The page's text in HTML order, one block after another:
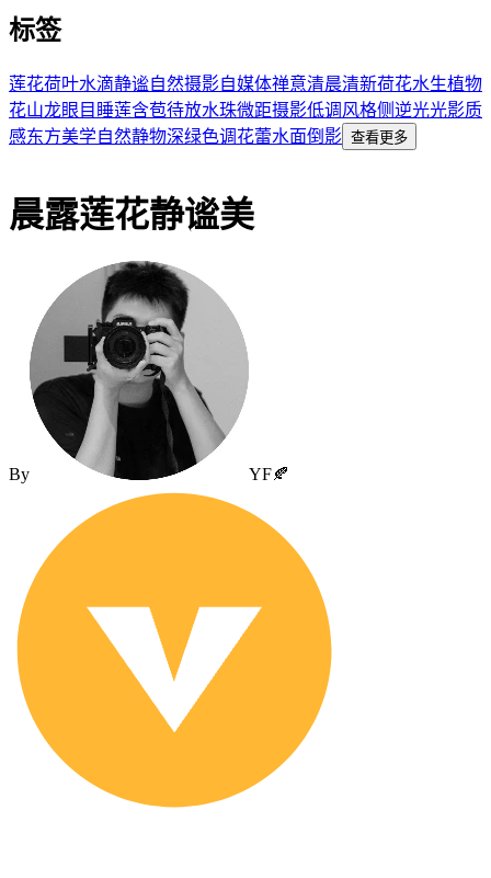
标签
莲花荷叶水滴静谧自然摄影自媒体禅意清晨清新荷花水生植物
花山龙眼目 睡莲含苞待放水珠微距摄影低调风格侧逆光光影质
感东方美学自然静物深绿色调 花蕾水面倒影 查看更多
晨露莲花静谧美
By YF🍂